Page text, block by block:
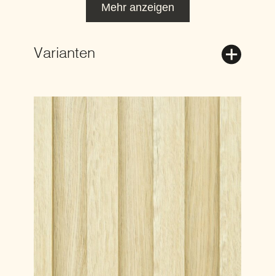
Mehr anzeigen
Varianten